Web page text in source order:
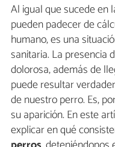
Al igual que sucede en
pueden padecer de
humano, es una
sanitaria. La presencia
dolorosa, además de
puede resultar
de nuestro perro. Es,
su aparición. En este
explicar en qué